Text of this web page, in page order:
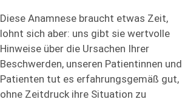
Diese Anamnese braucht etwas Zeit,
lohnt sich aber: uns gibt sie wertvolle
Hinweise über die Ursachen Ihrer
Beschwerden, unseren Patientinnen und
Patienten tut es erfahrungsgemäß gut,
ohne Zeitdruck ihre Situation zu